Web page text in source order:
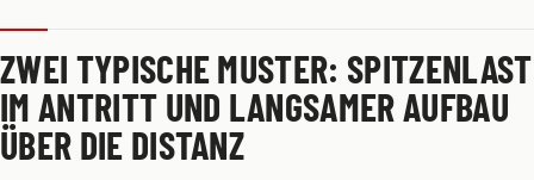
ZWEI TYPISCHE MUSTER: SPITZENLAST
IM ANTRITT UND LANGSAMER AUFBAU
ÜBER DIE DISTANZ